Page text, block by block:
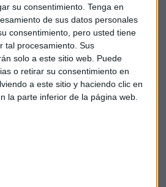
su consentimiento. Tenga en
de sus datos personales
consentimiento, pero usted tiene
tal procesamiento. Sus
solo a este sitio web. Puede
o retirar su consentimiento en
a este sitio y haciendo clic en
la parte inferior de la página web.
impacto de ladana que ha
PIBespañol del cuarto trimestre
décimas.